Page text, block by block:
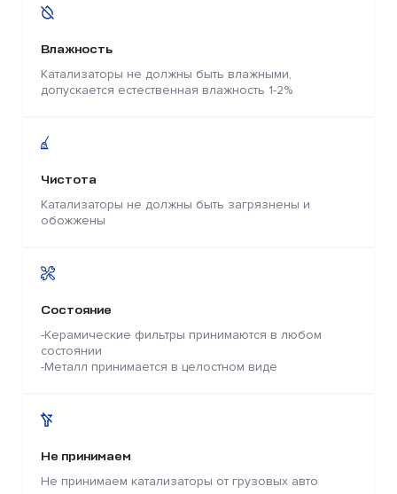
Влажность
Катализаторы не должны быть влажными,
допускается естественная влажность 1-2%
Чистота
Катализаторы не должны быть загрязнены и
обожжены
Состояние
-Керамические фильтры принимаются в любом
состоянии
-Металл принимается в целостном виде
Не принимаем
Не принимаем катализаторы от грузовых авто